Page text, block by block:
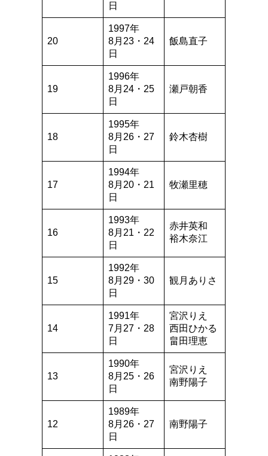
日
20
1997年
8月23・24
日
飯島直子
19
1996年
8月24・25
日
瀬戸朝香
18
1995年
8月26・27
日
鈴木杏樹
17
1994年
8月20・21
日
牧瀬里穂
16
1993年
8月21・22
日
赤井英和
裕木奈江
15
1992年
8月29・30
日
観月ありさ
14
1991年
7月27・28
日
宮沢りえ
西田ひかる
畠田理恵
13
1990年
8月25・26
日
宮沢りえ
南野陽子
12
1989年
8月26・27
日
南野陽子